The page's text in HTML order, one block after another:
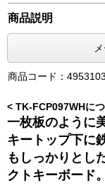
商品説明
商品コード：
< TK-FCP097WHに
一枚板のように
キートップ下に
もしっかりとし
クトキーボード。